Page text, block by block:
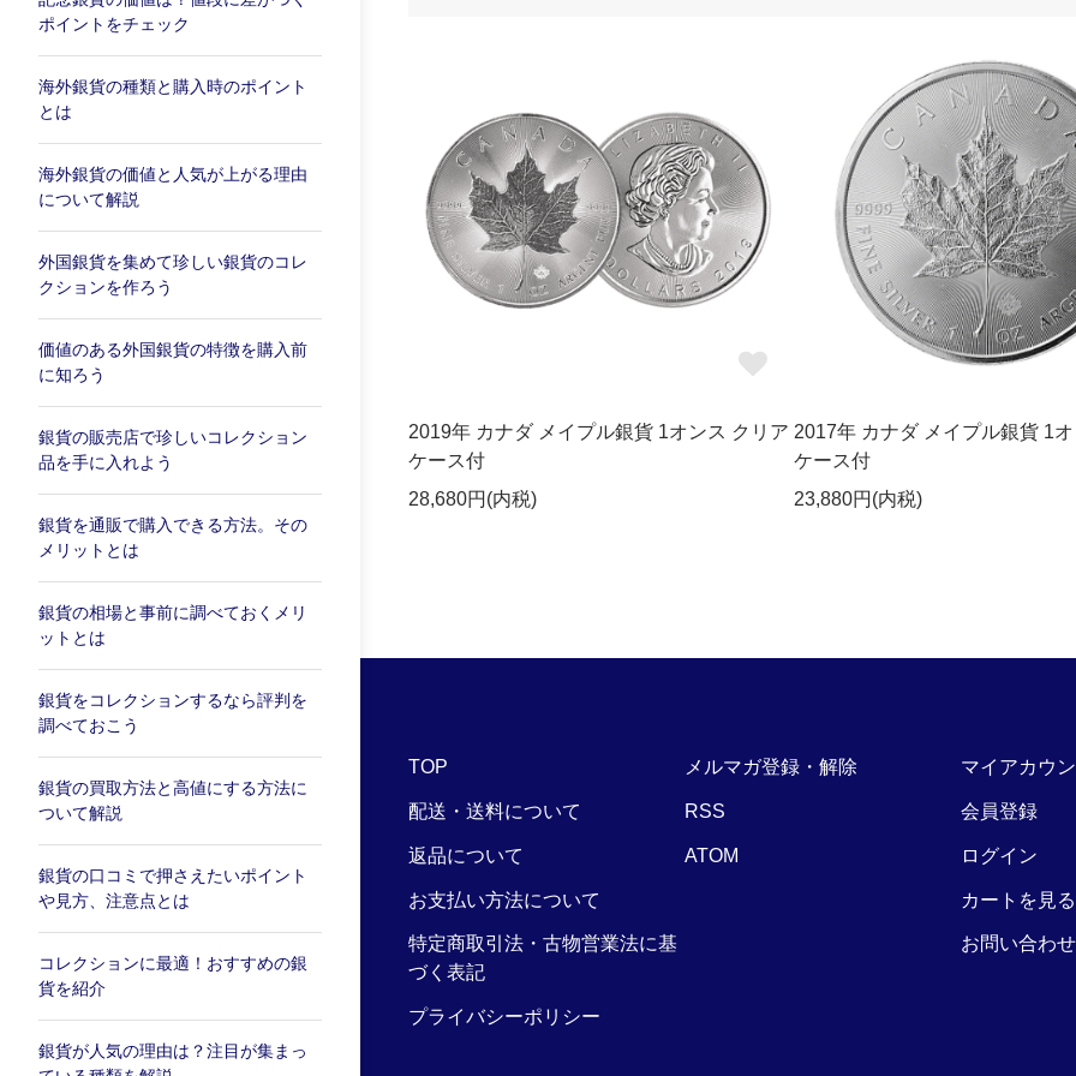
ポイントをチェック
海外銀貨の種類と購入時のポイント
とは
海外銀貨の価値と人気が上がる理由
について解説
外国銀貨を集めて珍しい銀貨のコレ
クションを作ろう
価値のある外国銀貨の特徴を購入前
に知ろう
銀貨の販売店で珍しいコレクション
品を手に入れよう
銀貨を通販で購入できる方法。その
メリットとは
銀貨の相場と事前に調べておくメリ
ットとは
銀貨をコレクションするなら評判を
調べておこう
銀貨の買取方法と高値にする方法に
ついて解説
銀貨の口コミで押さえたいポイント
や見方、注意点とは
コレクションに最適！おすすめの銀
貨を紹介
銀貨が人気の理由は？注目が集まっ
2019年 カナダ メイプル銀貨 1オンス クリア
ケース付
28,680円(内税)
2017年 カナダ メイプル銀貨 1
ケース付
23,880円(内税)
TOP
配送・送料について
返品について
お支払い方法について
特定商取引法・古物営業法に基
づく表記
プライバシーポリシー
メルマガ登録・解除
RSS
ATOM
マイアカウ
会員登録
ログイン
カートを見る
お問い合わせ